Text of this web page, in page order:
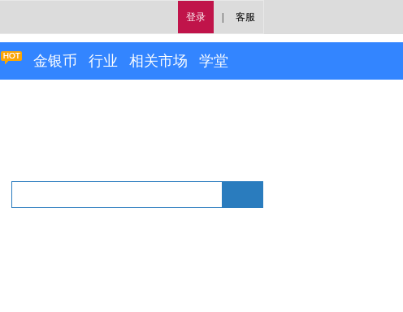
登录 客服
金银币 行业 相关市场 学堂